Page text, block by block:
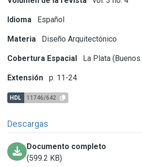
Idioma Español
Materia Diseño Arquitectónico
Cobertura Espacial La Plata
Extensión p. 11-24
HDL 11746/642
Descargas
Documento completo
(599.2 KB)